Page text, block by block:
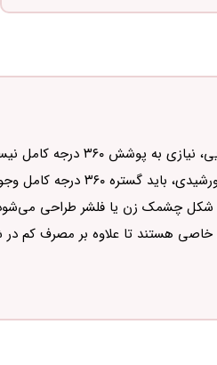
۳۶۰ درجه کامل نیست.
کامل وجود داشته باشد.
خاصی هستند تا علاوه بر مصرف کم